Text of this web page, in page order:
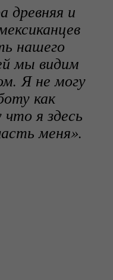
древняя и
нашего
мы видим
Я не могу
как
я здесь
меня».